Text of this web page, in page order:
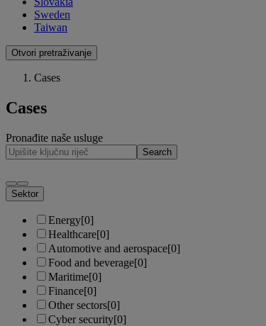
Sweden
Taiwan
Otvori pretraživanje
Cases
Cases
Pronađite naše usluge
Search
Sektor
Energy[0]
Healthcare[0]
Automotive and aerospace[0]
Food and beverage[0]
Maritime[0]
Finance[0]
Other sectors[0]
Cyber security[0]